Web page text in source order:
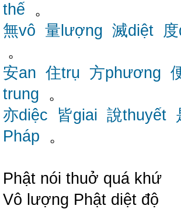
thế 。
無vô 量lượng 滅diệt
。
安an 住trụ 方phương
trung 。
亦diệc
皆giai 說thuyết
Pháp 。
Phật nói thuở quá khứ
Vô lượng Phật diệt độ